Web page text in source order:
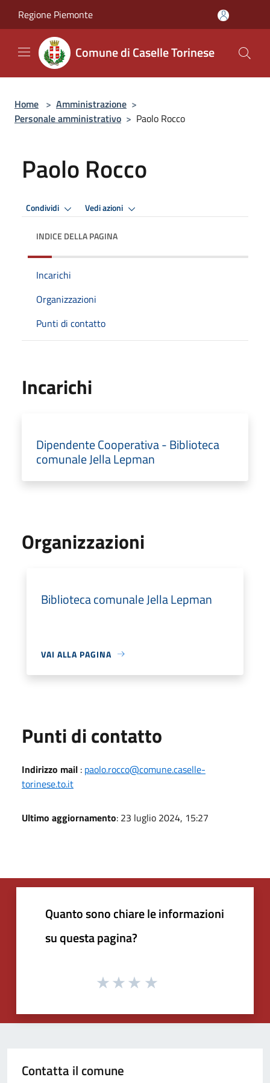
Regione Piemonte
Comune di Caselle Torinese
Home > Amministrazione >
Personale amministrativo > Paolo Rocco
Paolo Rocco
Condividi Vedi azioni
INDICE DELLA PAGINA
Incarichi
Organizzazioni
Punti di contatto
Incarichi
Dipendente Cooperativa - Biblioteca
comunale Jella Lepman
Organizzazioni
Biblioteca comunale Jella Lepman
VAI ALLA PAGINA
Punti di contatto
Indirizzo mail : paolo.rocco@comune.caselle-
torinese.to.it
Ultimo aggiornamento: 23 luglio 2024, 15:27
Quanto sono chiare le informazioni
su questa pagina?
Contatta il comune